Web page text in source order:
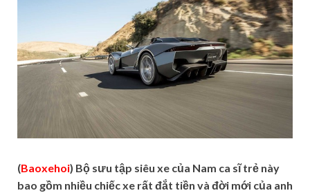
(Baoxehoi) Bộ sưu tập siêu xe của Nam ca sĩ trẻ này
bao gồm nhiều chiếc xe rất đắt tiền và đời mới của anh